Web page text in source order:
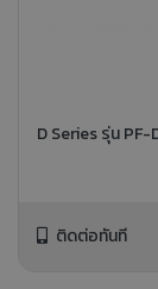
D Series รุ่น
ติดต่อทันที